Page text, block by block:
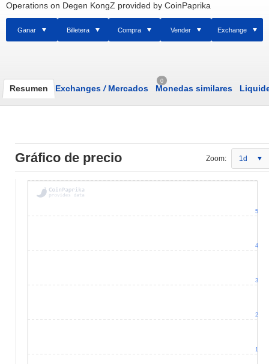
Operations on Degen KongZ provided by CoinPaprika
Ganar Billetera Compra Vender Exchange
Resumen Exchanges /Mercados
0
Monedas similares
Gráfico de precio Zoom: 1d
1
2
3
4
5